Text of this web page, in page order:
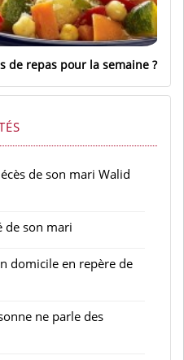
de repas pour la semaine
de son mari Walid
de son mari
domicile en repère de
ne parle des